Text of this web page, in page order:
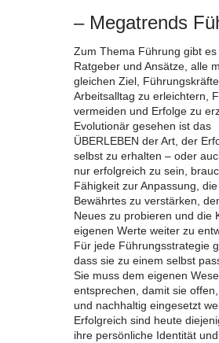
– Megatrends
Zum Thema Führung gibt
Ratgeber und Ansätze, alle
gleichen Ziel,
Arbeitsalltag zu erleichtern,
vermeiden und Erfolge zu
Evolutionär gesehen ist das
ÜBERLEBEN der Art, der
selbst zu erhalten – oder
nur erfolgreich zu sein,
Fähigkeit zur Anpassung,
Bewährtes zu verstärken,
Neues zu probieren und die
eigenen Werte weiter zu
Für jede Führungsstrategie
dass sie zu einem selbst
Sie muss dem eigenen
entsprechen, damit sie
und nachhaltig eingesetzt
Erfolgreich sind heute
ihre persönliche Identität